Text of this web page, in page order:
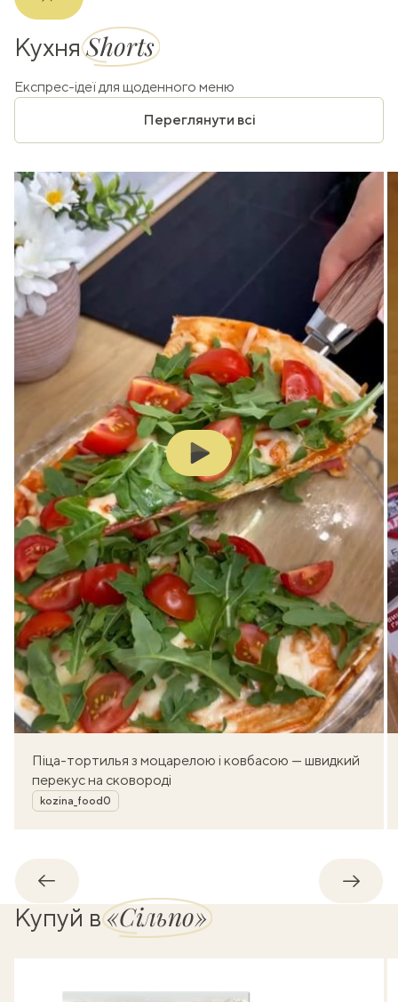
КухняShorts
Експрес-ідеї для щоденного меню
Переглянути всі
Play
Піца-тортилья з моцарелою і ковбасою — швидкий
перекус на сковороді
Автор
kozina_food0
Назад
Купуй в«Сільпо»